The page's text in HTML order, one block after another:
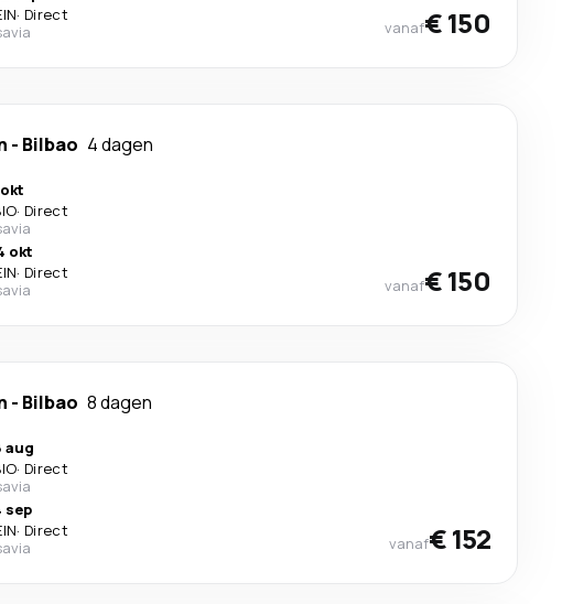
· Direct
vanaf€ 150
- Bilbao 4 dagen
okt
· Direct
okt
· Direct
vanaf€ 150
- Bilbao 8 dagen
aug
· Direct
sep
· Direct
vanaf€ 152